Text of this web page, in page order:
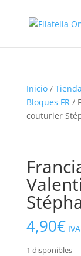
Inicio/ Tienda
Bloques FR/
couturier
4,90€
1 disponibles